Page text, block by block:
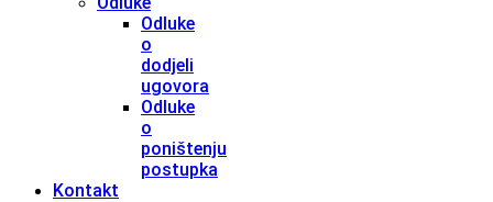
Odluke
o
dodjeli
ugovora
Odluke
o
poništenju
postupka
Kontakt